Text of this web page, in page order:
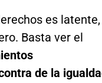
es latente,
Basta ver el
de la